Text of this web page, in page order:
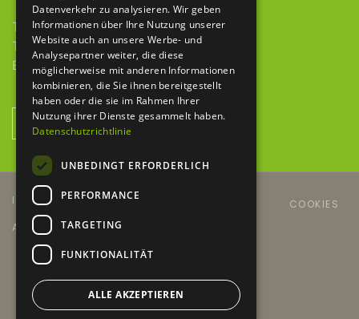
Telefon 09343 615 921-0
Telefax 09343 615 921-9
E-Mail info@baumaschinen-hbh.de
NEWSLETTER ANMELDUNG
IMPRESSUM DATENSCHUTZERKLÄRUNG
COOKIES
AGB´S
KONTAKT
design
Datenverkehr zu analysieren. Wir geben
Informationen über Ihre Nutzung unserer
Website auch an unsere Werbe- und
Analysepartner weiter, die diese
möglicherweise mit anderen Informationen
kombinieren, die Sie ihnen bereitgestellt
haben oder die sie im Rahmen Ihrer
Nutzung ihrer Dienste gesammelt haben.
Datenschutzrichtlinie
UNBEDINGT ERFORDERLICH
PERFORMANCE
TARGETING
FUNKTIONALITÄT
ALLE AKZEPTIEREN